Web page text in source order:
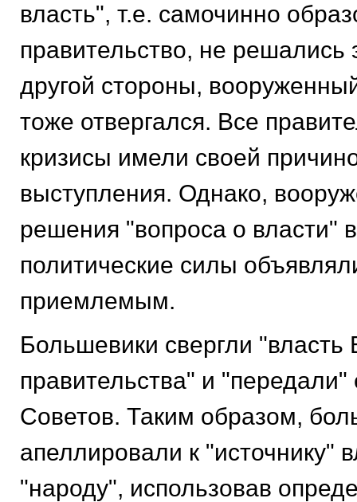
власть", т.е. самочинно
правительство, не решались
другой стороны,
тоже отвергался. Все
кризисы имели своей
выступления. Однако,
решения "вопроса о власти"
политические силы
приемлемым.
Большевики свергли "власть
правительства" и
Советов. Таким образом,
апеллировали к "источнику"
"народу", использовав